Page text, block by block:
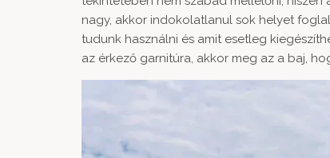
nagy, akkor indokolatlanul sok helyet
tudunk használni és amit esetleg
az érkező garnitúra, akkor meg az a baj,